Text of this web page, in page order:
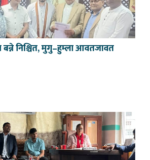
बन्ने निश्चित, मुगु–हुम्ला आवतजावत